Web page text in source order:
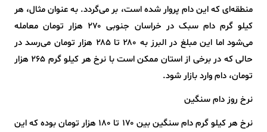
منطقه‌ای که این دام پروار شده است، بر می‌گردد. به عنوان مثال، هر
کیلو گرم دام سبک در خراسان جنوبی ۲۷۰ هزار تومان معامله
می‌شود اما این مبلغ در البرز به ۲۸۰ تا ۲۸۵ هزار تومان می‌رسد در
حالی که در برخی از استان ممکن است با نرخ هر کیلو گرم ۲۶۵ هزار
تومان، دام وارد بازار شود.
نرخ روز دام سنگین
نرخ هر کیلو گرم دام سنگین بین ۱۷۰ تا ۱۸۰ هزار تومان بوده که این